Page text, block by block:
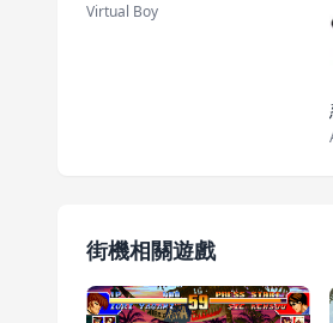
Virtual Boy
街機相關遊戲